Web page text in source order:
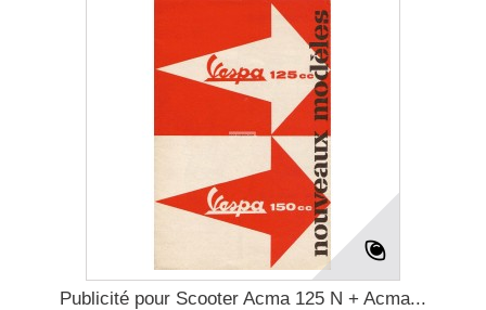
Publicité pour Scooter Acma 125 N + Acma...